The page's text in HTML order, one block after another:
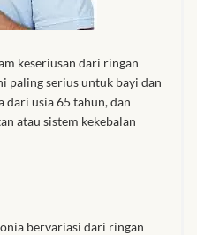
African Handwoven Baskets
African Metal-ware
African Musical Instruments
keseriusan dari ringan
paling serius untuk bayi dan
dari usia 65 tahun, dan
atau sistem kekebalan
bervariasi dari ringan